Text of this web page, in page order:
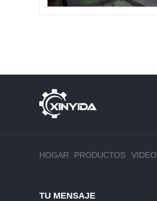
HOGAR PRODUCTOS VIDEO
TU MENSAJE